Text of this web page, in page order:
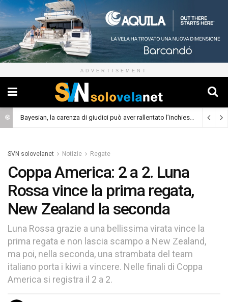
ADVERTISEMENT
Bayesian, la carenza di giudici può aver rallentato l’inchiesta (Cronaca)
SVN solovelanet Notizie Regate
Coppa America: 2 a 2. Luna
Rossa vince la prima regata,
New Zealand la seconda
Luna Rossa grazie a una bellissima virata vince la
prima regata e non lascia scampo a New Zealand,
ma poi, nella seconda, una strambata del team
italiano porta i kiwi a vincere. Nelle finali di Coppa
America si registra il 2 a 2.